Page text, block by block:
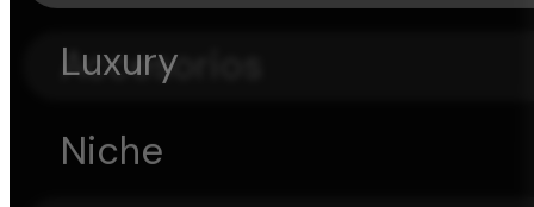
Accesorios
Luxury
Niche